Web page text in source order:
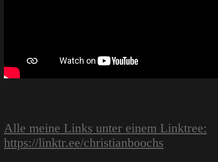
Alle meine Links unter einem Linktree:
https://linktr.ee/christianboochs